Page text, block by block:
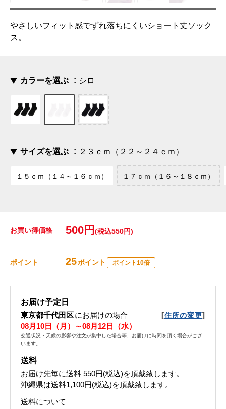
やさしいフィット感でずれ落ちにくいショート丈ソック
ス。
カラーを選ぶ シロ
サイズを選ぶ ２３ｃｍ（２２～２４ｃｍ）
１５ｃｍ（１４～１６ｃｍ） １７ｃｍ（１６～１８ｃｍ）
お買い得価格 500円 (税込550円)
ポイント 25ポイント ポイント10倍
お届け予定日
東京都千代田区にお届けの場合 [住所の変更]
08月10日（月）～08月12日（水）
交通状況・天候の影響や注文が集中した場合等、お届けに時間を頂く場合がござ
います。
送料
お届け先毎に送料 550円(税込)を頂戴致します。
沖縄県は送料1,100円(税込)を頂戴致します。
送料について